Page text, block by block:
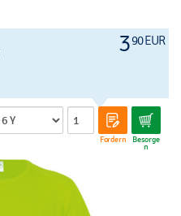
390 EUR
Fordern Besorge
n